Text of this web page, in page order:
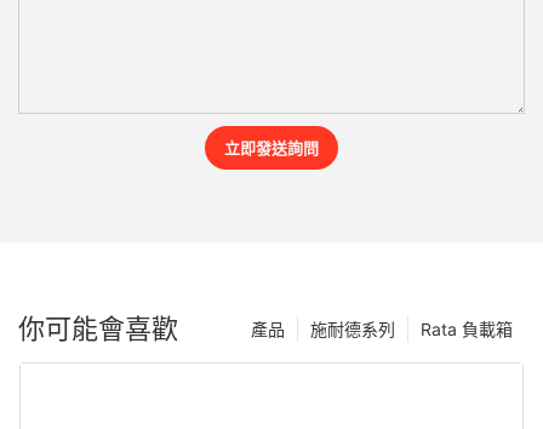
立即發送詢問
你可能會喜歡 Rata 負載箱
施耐德系列
產品